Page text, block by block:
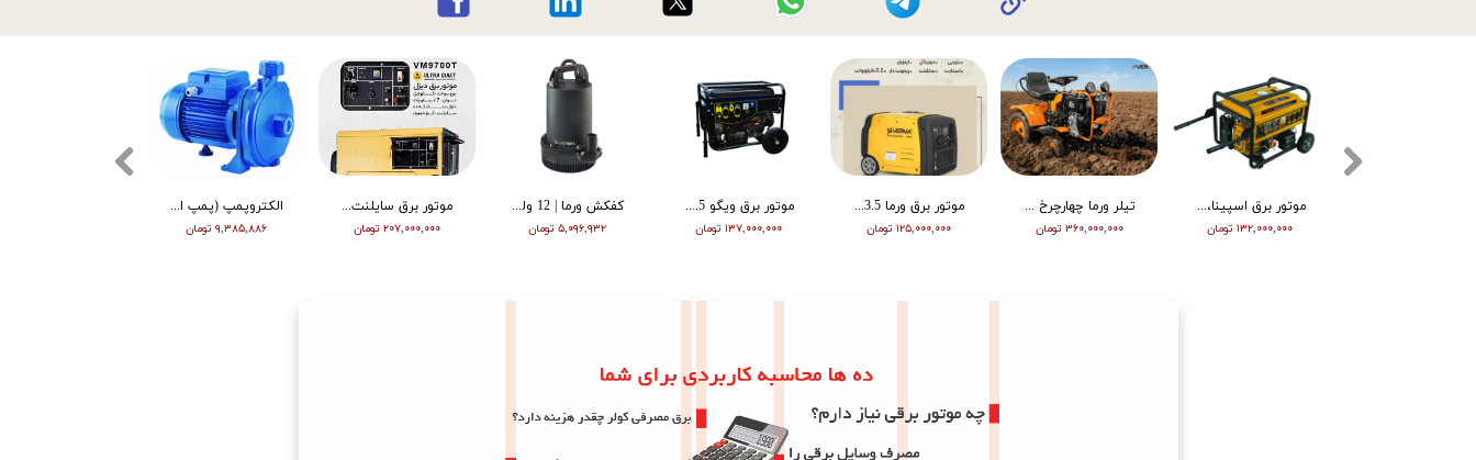
الکتروپمپ (پمپ اب ) ویگو بشقابی 0/5 اسب پروانه پلاستیک CPM130
۹,۳۸۵,۸۸۶ تومان
موتور برق سایلنت ورما گازوییلی 7 کیلووات VM9700T
۲۰۷,۰۰۰,۰۰۰ تومان
کفکش ورما | 12 ولت | 20 متری | 1 اینچ | مشکی | VMDC-12V 1
۵,۰۹۶,۹۳۲ تومان
موتور برق ویگو 8.5 کیلووات بنزینی سه فاز WG11500T
۱۳۷,۰۰۰,۰۰۰ تومان
موتور برق ورما 3.5 کیلووات سایلنت اینورتر ریموت دار VM6500i
۱۲۵,۰۰۰,۰۰۰ تومان
تیلر ورما چهارچرخ (مینی تراکتور) ، دیزل ، چرخ بزرگ ، دوچراغ، استارت vm001
۳۶۰,۰۰۰,۰۰۰ تومان
موتور برق اسپینا، تکفاز 8 کیلو وات، ATS دار مدل SP18000E
۱۳۲,۰۰۰,۰۰۰ تومان